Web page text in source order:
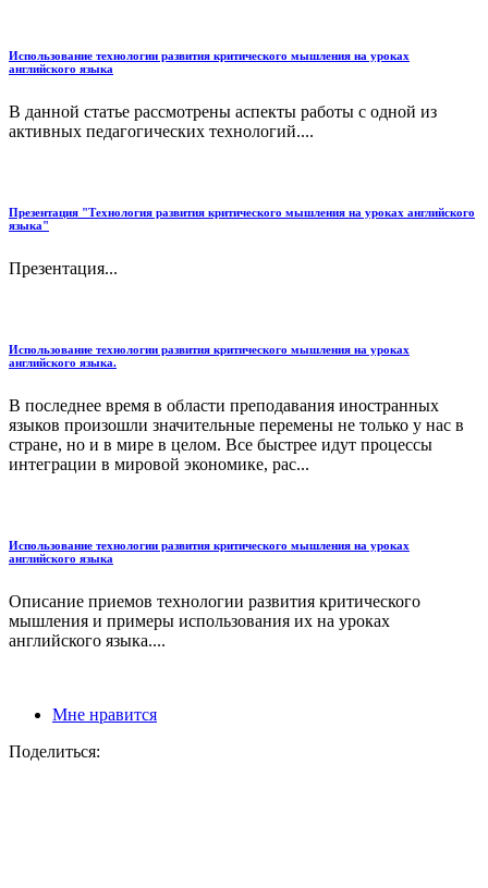
Использование технологии развития критического мышления на уроках
английского языка
В данной статье рассмотрены аспекты работы с одной из
активных педагогических технологий....
Презентация "Технология развития критического мышления на уроках английского
языка"
Презентация...
Использование технологии развития критического мышления на уроках
английского языка.
В последнее время в области преподавания иностранных
языков произошли значительные перемены не только у нас в
стране, но и в мире в целом. Все быстрее идут процессы
интеграции в мировой экономике, рас...
Использование технологии развития критического мышления на уроках
английского языка
Описание приемов технологии развития критического
мышления и примеры использования их на уроках
английского языка....
Мне нравится
Поделиться: